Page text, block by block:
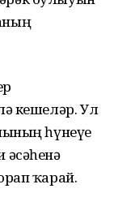
кешеләр. Ул
һүнеүе
ҡарай.